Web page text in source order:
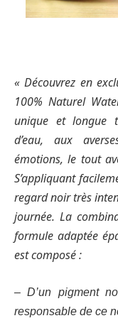
« Découvrez en
100% Naturel
unique et longue
d’eau, aux
émotions, le tout
S’appliquant
regard noir très
journée. La
formule adaptée
est composé :
– D’un pigment
responsable de ce